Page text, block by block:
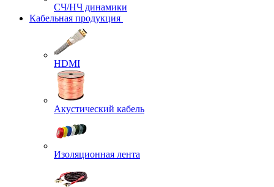
СЧ/НЧ динамики
Кабельная продукция
HDMI
Акустический кабель
Изоляционная лента